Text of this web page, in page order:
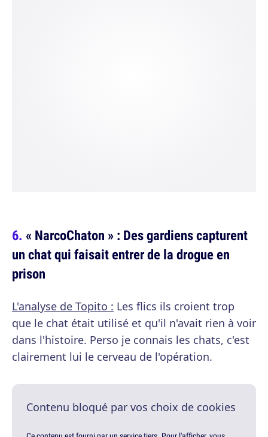
« NarcoChaton » : Des gardiens capturent
un chat qui faisait entrer de la drogue en
prison
L'analyse de Topito : Les flics ils croient trop
que le chat était utilisé et qu'il n'avait rien à voir
dans l'histoire. Perso je connais les chats, c'est
clairement lui le cerveau de l'opération.
Contenu bloqué par vos choix de cookies